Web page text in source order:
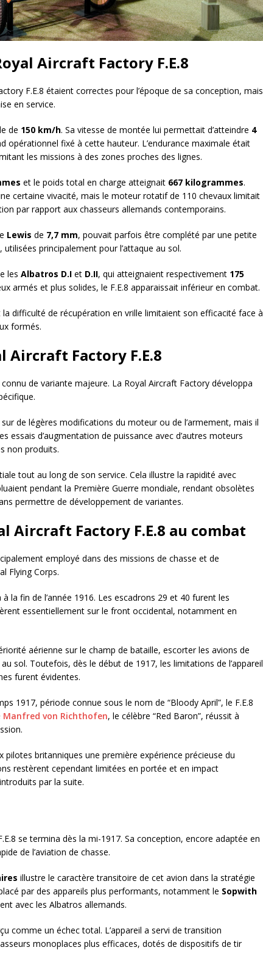
Aircraft Factory F.E.8
F.E.8 étaient correctes pour l’époque de sa conception, mais
en service.
de 150 km/h. Sa vitesse de montée lui permettait d’atteindre 4
opérationnel fixé à cette hauteur. L’endurance maximale était
les missions à des zones proches des lignes.
et le poids total en charge atteignait 667 kilogrammes.
certaine vivacité, mais le moteur rotatif de 110 chevaux limitait
par rapport aux chasseurs allemands contemporains.
Lewis de 7,7 mm, pouvait parfois être complété par une petite
principalement pour l’attaque au sol.
les Albatros D.I et D.II, qui atteignaient respectivement 175
armés et plus solides, le F.E.8 apparaissait inférieur en combat.
difficulté de récupération en vrille limitaient son efficacité face à
formés.
Aircraft Factory F.E.8
connu de variante majeure. La Royal Aircraft Factory développa
de légères modifications du moteur ou de l’armement, mais il
essais d’augmentation de puissance avec d’autres moteurs
non produits.
tout au long de son service. Cela illustre la rapidité avec
pendant la Première Guerre mondiale, rendant obsolètes
permettre de développement de variantes.
Aircraft Factory F.E.8 au combat
employé dans des missions de chasse et de
Flying Corps.
la fin de l’année 1916. Les escadrons 29 et 40 furent les
essentiellement sur le front occidental, notamment en
aérienne sur le champ de bataille, escorter les avions de
sol. Toutefois, dès le début de 1917, les limitations de l’appareil
furent évidentes.
1917, période connue sous le nom de “Bloody April”, le F.E.8
Manfred von Richthofen, le célèbre “Red Baron”, réussit à
pilotes britanniques une première expérience précieuse du
restèrent cependant limitées en portée et en impact
par la suite.
se termina dès la mi-1917. Sa conception, encore adaptée en
de l’aviation de chasse.
illustre le caractère transitoire de cet avion dans la stratégie
par des appareils plus performants, notamment le Sopwith
avec les Albatros allemands.
comme un échec total. L’appareil a servi de transition
monoplaces plus efficaces, dotés de dispositifs de tir